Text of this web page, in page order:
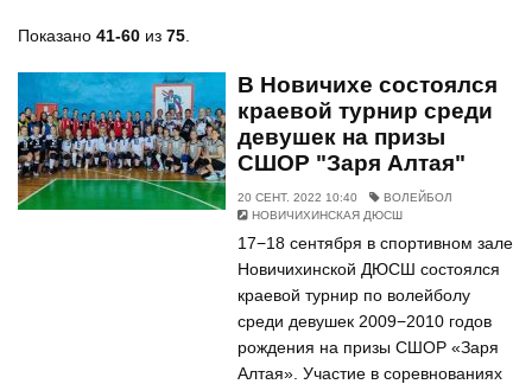
Показано 41-60 из 75
В Новичихе состоялся
краевой турнир среди
девушек на призы
СШОР "Заря Алтая"
20 СЕНТ. 2022 10:40
ВОЛЕЙБОЛ
НОВИЧИХИНСКАЯ ДЮСШ
17−18 сентября в спортивном зале
Новичихинской ДЮСШ состоялся
краевой турнир по волейболу
среди девушек 2009−2010 годов
рождения на призы СШОР «Заря
Алтая». Участие в соревнованиях